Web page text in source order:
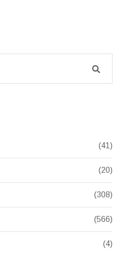
(41)
(20)
(308)
(566)
(4)